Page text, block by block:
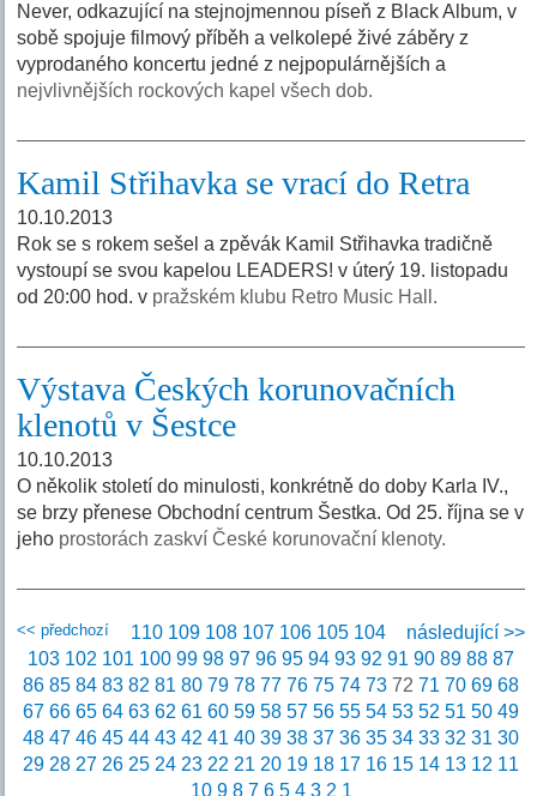
Never, odkazující na stejnojmennou píseň z Black Album, v
sobě spojuje filmový příběh a velkolepé živé záběry z
vyprodaného koncertu jedné z nejpopulárnějších a
nejvlivnějších rockových kapel všech dob.
Kamil Střihavka se vrací do Retra
10.10.2013
Rok se s rokem sešel a zpěvák Kamil Střihavka tradičně
vystoupí se svou kapelou LEADERS! v úterý 19. listopadu
od 20:00 hod. v pražském klubu Retro Music Hall.
Výstava Českých korunovačních
klenotů v Šestce
10.10.2013
O několik století do minulosti, konkrétně do doby Karla IV.,
se brzy přenese Obchodní centrum Šestka. Od 25. října se v
jeho prostorách zaskví České korunovační klenoty.
<< předchozí následující >>
110 109 108 107 106 105 104
103 102 101 100 99 98 97 96 95 94 93 92 91 90 89 88 87
86 85 84 83 82 81 80 79 78 77 76 75 74 73 7271 70 69 68
67 66 65 64 63 62 61 60 59 58 57 56 55 54 53 52 51 50 49
48 47 46 45 44 43 42 41 40 39 38 37 36 35 34 33 32 31 30
29 28 27 26 25 24 23 22 21 20 19 18 17 16 15 14 13 12 11
10 9 8 7 6 5 4 3 2 1